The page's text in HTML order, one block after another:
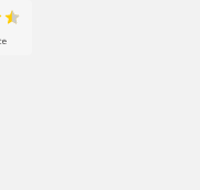
восстановление на
отличное от
а также
технология